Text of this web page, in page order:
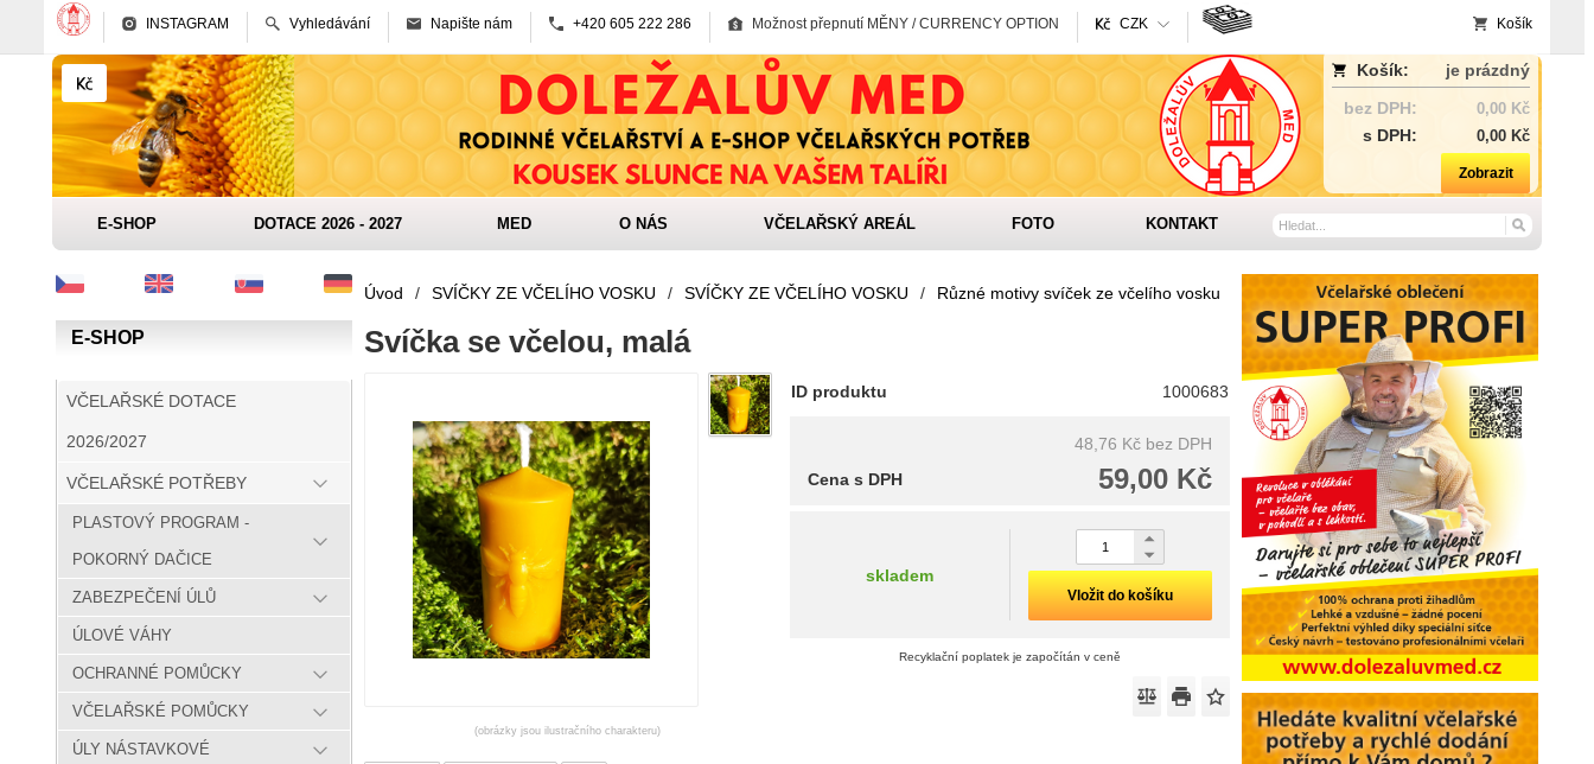
INSTAGRAM Vyhledávání Napište nám +420 605 222 286 Možnost přepnutí MĚNY / CURRENCY OPTION CZK Košík
Košík:
je prázdný
bez DPH:
0,00 Kč
s DPH: 0,00 Kč
Zobrazit
E-SHOP DOTACE 2026 - 2027 MED O NÁS VČELAŘSKÝ AREÁL FOTO KONTAKT
E-SHOP
VČELAŘSKÉ DOTACE
2026/2027
VČELAŘSKÉ POTŘEBY
PLASTOVÝ PROGRAM -
POKORNÝ DAČICE
ZABEZPEČENÍ ÚLŮ
ÚLOVÉ VÁHY
OCHRANNÉ POMŮCKY
VČELAŘSKÉ POMŮCKY
ÚLY NÁSTAVKOVÉ
Úvod / SVÍČKY ZE VČELÍHO VOSKU / SVÍČKY ZE VČELÍHO VOSKU / Různé motivy svíček ze včelího vosku
Svíčka se včelou, malá
(obrázky jsou ilustračního charakteru)
ID produktu 1000683
48,76 Kč bez DPH
59,00 Kč
Cena s DPH
skladem
Vložit do košíku
Recyklační poplatek je započítán v ceně